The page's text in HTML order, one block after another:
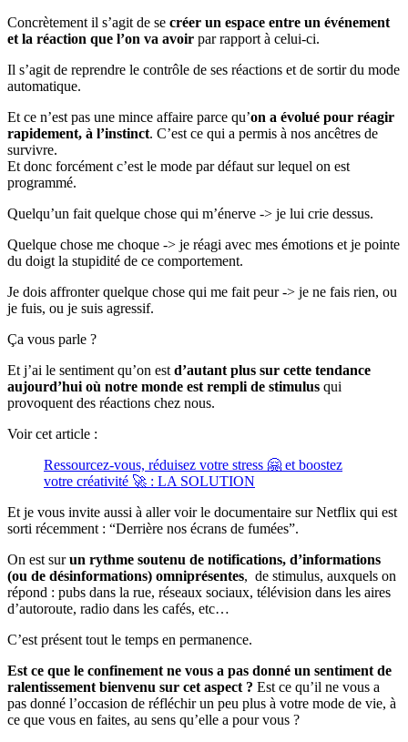
Concrètement il s’agit de se créer un espace entre un événement
et la réaction que l’on va avoir par rapport à celui-ci.
Il s’agit de reprendre le contrôle de ses réactions et de sortir du mode
automatique.
Et ce n’est pas une mince affaire parce qu’on a évolué pour réagir
rapidement, à l’instinct. C’est ce qui a permis à nos ancêtres de
survivre.
Et donc forcément c’est le mode par défaut sur lequel on est
programmé.
Quelqu’un fait quelque chose qui m’énerve -> je lui crie dessus.
Quelque chose me choque -> je réagi avec mes émotions et je pointe
du doigt la stupidité de ce comportement.
Je dois affronter quelque chose qui me fait peur -> je ne fais rien, ou
je fuis, ou je suis agressif.
Ça vous parle ?
Et j’ai le sentiment qu’on est d’autant plus sur cette tendance
aujourd’hui où notre monde est rempli de stimulus qui
provoquent des réactions chez nous.
Voir cet article :
Ressourcez-vous, réduisez votre stress 🤗 et boostez
votre créativité 🚀 : LA SOLUTION
Et je vous invite aussi à aller voir le documentaire sur Netflix qui est
sorti récemment : “Derrière nos écrans de fumées”.
On est surun rythme soutenu de notifications, d’informations
(ou de désinformations) omniprésentes, de stimulus, auxquels on
répond : pubs dans la rue, réseaux sociaux, télévision dans les aires
d’autoroute, radio dans les cafés, etc…
C’est présent tout le temps en permanence.
Est ce que le confinement ne vous a pas donné un sentiment de
ralentissement bienvenu sur cet aspect ? Est ce qu’il ne vous a
pas donné l’occasion de réfléchir un peu plus à votre mode de vie, à
ce que vous en faites, au sens qu’elle a pour vous ?